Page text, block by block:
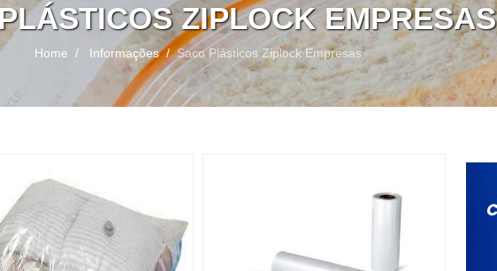
ZIPLOCK EMPRESAS
Home Informações Saco Plásticos Ziplock Empresas